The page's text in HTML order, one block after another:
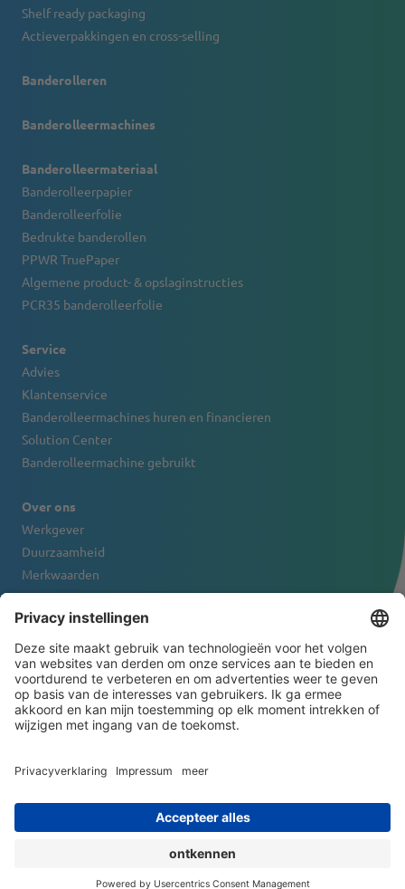
Shelf ready packaging
Actieverpakkingen en cross-selling
Banderolleren
Banderolleermachines
Banderolleermateriaal
Banderolleerpapier
Banderolleerfolie
Bedrukte banderollen
PPWR TruePaper
Algemene product- & opslaginstructies
PCR35 banderolleerfolie
Service
Advies
Klantenservice
Banderolleermachines huren en financieren
Solution Center
Banderolleermachine gebruikt
Over ons
Werkgever
Duurzaamheid
Merkwaarden
Firmaportret
Contact
NIEUWSBRIEF
General Terms and Conditions